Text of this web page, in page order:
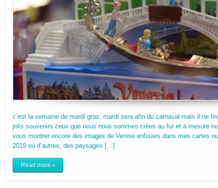
c’est la semaine de mardi gras, mardi sera afin du carnaval mais il ne
jolis souvenirs ceux que nous nous sommes crées au fur et à mesure
vous montrer encore des images de Venise enfouies dans mes cartes
2019 ou d’autres, des paysages […]
Read more »